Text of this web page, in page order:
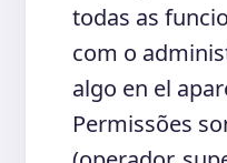
todas as
com o
algo en el
Permissões